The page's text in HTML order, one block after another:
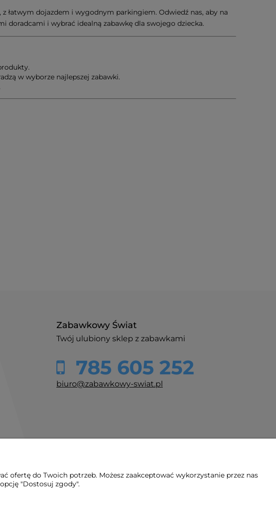
łatwym dojazdem i wygodnym parkingiem. Odwiedź nas, aby na
doradcami i wybrać idealną zabawkę dla swojego dziecka.
w wyborze najlepszej zabawki.
Zabawkowy Świat
Twój ulubiony sklep z zabawkami
785 605 252
biuro@zabawkowy-swiat.pl
do Twoich potrzeb. Możesz zaakceptować wykorzystanie przez nas
"Dostosuj zgody".